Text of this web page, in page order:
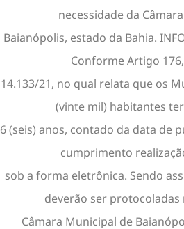
necessidade da
Baianópolis, estado da Bahia.
Conforme Artigo
14.133/21, no qual relata que os
(vinte mil) habitantes
6 (seis) anos, contado da data de
cumprimento
sob a forma eletrônica. Sendo
deverão ser protocoladas
Câmara Municipal de